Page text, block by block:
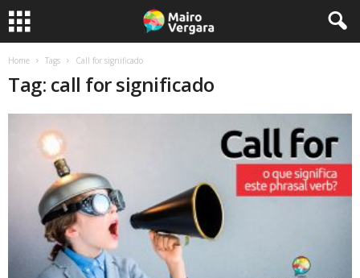
Home Tags Call for significado
Tag: call for significado